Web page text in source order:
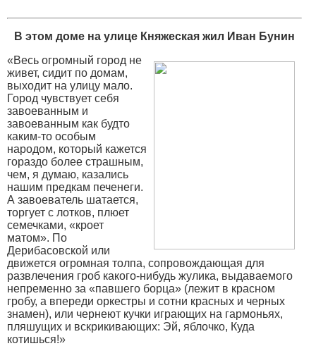
В этом доме на улице Княжеская жил Иван Бунин
«Весь огромный город не
живет, сидит по домам,
выходит на улицу мало.
Город чувствует себя
завоеванным и
завоеванным как будто
каким-то особым
народом, который кажется
гораздо более страшным,
чем, я думаю, казались
нашим предкам печенеги.
А завоеватель шатается,
торгует с лотков, плюет
семечками, «кроет
матом». По
Дерибасовской или
движется огромная толпа, сопровождающая для
развлечения гроб какого-нибудь жулика, выдаваемого
непременно за «павшего борца» (лежит в красном
гробу, а впереди оркестры и сотни красных и черных
знамен), или чернеют кучки играющих на гармоньях,
пляшущих и вскрикивающих: Эй, яблочко, Куда
котишься!»